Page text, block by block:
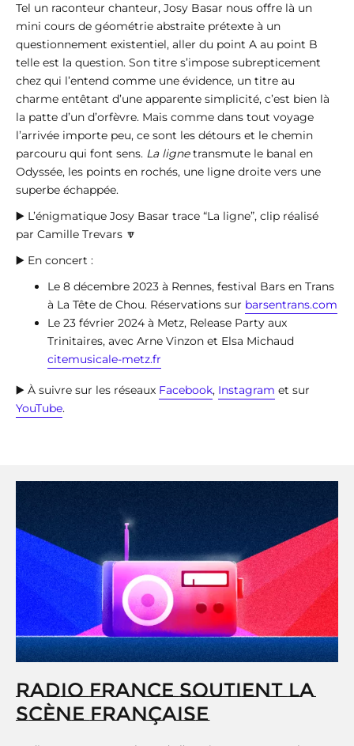
Tel un raconteur chanteur, Josy Basar nous offre là un
mini cours de géométrie abstraite prétexte à un
questionnement existentiel, aller du point A au point B
telle est la question. Son titre s’impose subrepticement
chez qui l’entend comme une évidence, un titre au
charme entêtant d’une apparente simplicité, c’est bien là
la patte d’un d’orfèvre. Mais comme dans tout voyage
l’arrivée importe peu, ce sont les détours et le chemin
parcouru qui font sens. La lignetransmute le banal en
Odyssée, les points en rochés, une ligne droite vers une
superbe échappée.
▶️ L’énigmatique Josy Basar trace “La ligne”, clip réalisé
par Camille Trevars 🔽
▶️ En concert :
Le 8 décembre 2023 à Rennes, festival Bars en Trans
à La Tête de Chou. Réservations sur barsentrans.com
Le 23 février 2024 à Metz, Release Party aux
Trinitaires, avec Arne Vinzon et Elsa Michaud
citemusicale-metz.fr
▶️ À suivre sur les réseaux Facebook, Instagram et sur
YouTube.
RADIO FRANCE SOUTIENT LA
SCÈNE FRANÇAISE